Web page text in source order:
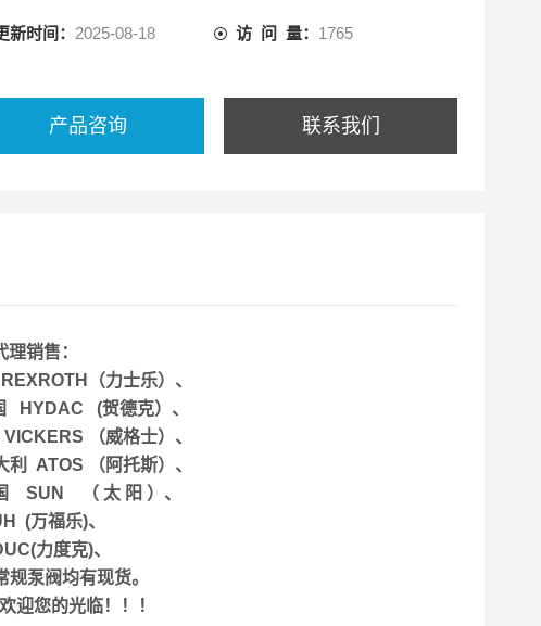
新时间： 2025-08-18 访 问 量： 1765
产品咨询 联系我们
售：
（力士乐）、
HYDAC (贺德克）、
（威格士）、
ATOS （阿托斯）、
SUN （ 太 阳 ）、
(万福乐)、
力度克)、
泵阀均有现货。
迎您的光临！！！